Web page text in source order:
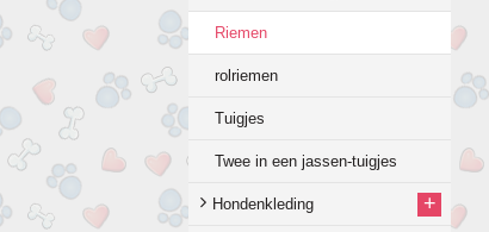
Riemen
rolriemen
Tuigjes
Twee in een jassen-tuigjes
Hondenkleding +